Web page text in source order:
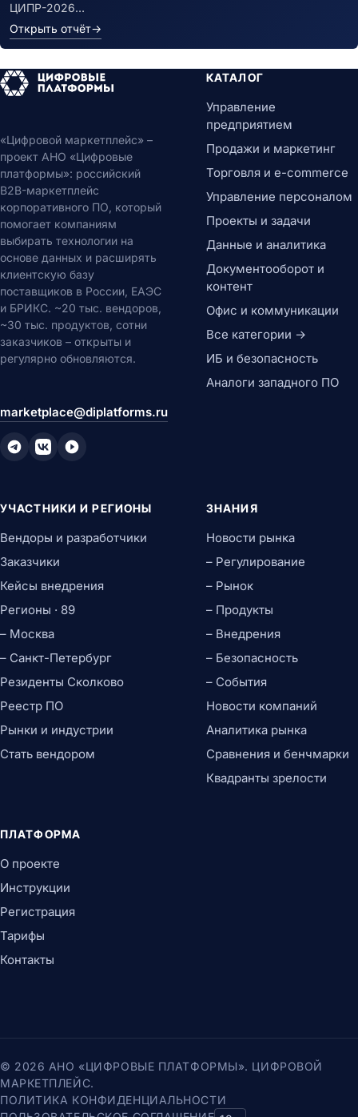
ЦИПР-2026…
Открыть отчёт→
«Цифровой маркетплейс» –
проект АНО «Цифровые
платформы»: российский
B2B-маркетплейс
корпоративного ПО, который
помогает компаниям
выбирать технологии на
основе данных и расширять
клиентскую базу
поставщиков в России, ЕАЭС
и БРИКС. ~20 тыс. вендоров,
~30 тыс. продуктов, сотни
заказчиков – открыты и
регулярно обновляются.
marketplace@diplatforms.ru
КАТАЛОГ
Управление
предприятием
Продажи и маркетинг
Торговля и e-commerce
Управление персоналом
Проекты и задачи
Данные и аналитика
Документооборот и
контент
Офис и коммуникации
Все категории →
ИБ и безопасность
Аналоги западного ПО
УЧАСТНИКИ И РЕГИОНЫ
Вендоры и разработчики
Заказчики
Кейсы внедрения
Регионы · 89
– Москва
– Санкт-Петербург
Резиденты Сколково
Реестр ПО
Рынки и индустрии
Стать вендором
ЗНАНИЯ
Новости рынка
– Регулирование
– Рынок
– Продукты
– Внедрения
– Безопасность
– События
Новости компаний
Аналитика рынка
Сравнения и бенчмарки
Квадранты зрелости
ПЛАТФОРМА
О проекте
Инструкции
Регистрация
Тарифы
Контакты
© 2026 АНО «ЦИФРОВЫЕ ПЛАТФОРМЫ». ЦИФРОВОЙ
МАРКЕТПЛЕЙС.
ПОЛИТИКА КОНФИДЕНЦИАЛЬНОСТИ